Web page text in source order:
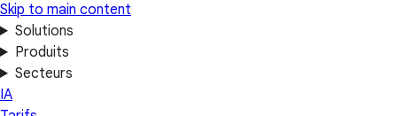
Skip to main content
Solutions
Produits
Secteurs
IA